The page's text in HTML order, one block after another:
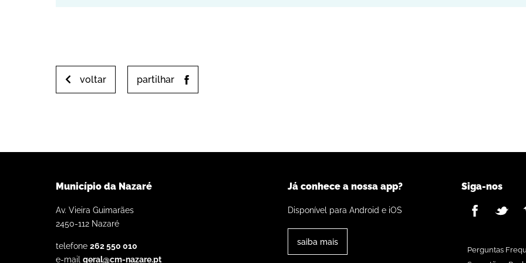
voltar partilhar
Município da Nazaré
Av. Vieira Guimarães
2450-112 Nazaré
telefone 262 550 010
e-mail geral@cm-nazare.pt
Já conhece a nossa app?
Disponível para Android e iOS
saiba mais
Siga-nos
Perguntas